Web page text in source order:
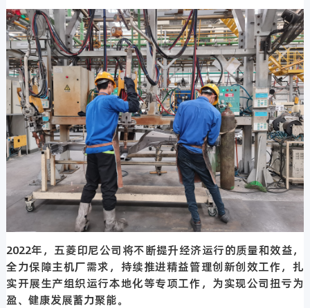
2022年，五菱印尼公司将不断提升经济运行的质量和效益，
全力保障主机厂需求，持续推进精益管理创新创效工作，扎
实开展生产组织运行本地化等专项工作，为实现公司扭亏为
盈、健康发展蓄力聚能。